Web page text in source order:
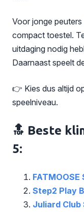
Voor jonge peuters
compact toestel.
uitdaging nodig
Daarnaast speelt
👉 Kies dus altijd
speelniveau.
🔝 Beste
5:
Step2 Play
Juliard Club